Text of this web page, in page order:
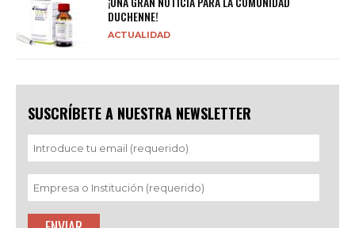
DUCHENNE!
ACTUALIDAD
SUSCRÍBETE A NUESTRA NEWSLETTER